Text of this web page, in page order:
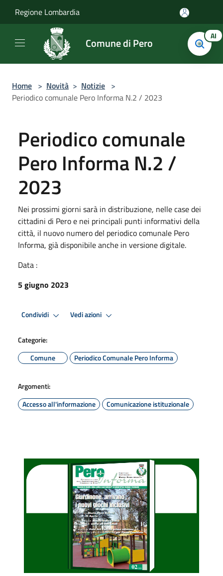
Regione Lombardia
Comune di Pero AI
Home > Novità > Notizie >
Periodico comunale Pero Informa N.2 / 2023
Periodico comunale
Pero Informa N.2 /
2023
Nei prossimi giorni sarà in distribuzione, nelle case dei
cittadini di Pero e nei principali punti informativi della
città, il nuovo numero del periodico comunale Pero
Informa, già disponibile anche in versione digitale.
Data :
5 giugno 2023
Condividi Vedi azioni
Categorie:
Comune
Periodico Comunale Pero Informa
Argomenti:
Accesso all'informazione
Comunicazione istituzionale